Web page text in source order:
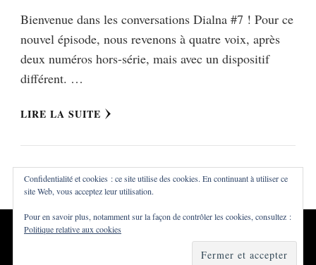
Bienvenue dans les conversations Dialna #7 ! Pour ce
nouvel épisode, nous revenons à quatre voix, après
deux numéros hors-série, mais avec un dispositif
différent. …
LIRE LA SUITE
Tous droits réservés ©Dialna
WordPress
Confidentialité et cookies : ce site utilise des cookies. En continuant à utiliser ce
site Web, vous acceptez leur utilisation.
Pour en savoir plus, notamment sur la façon de contrôler les cookies, consultez :
Politique relative aux cookies